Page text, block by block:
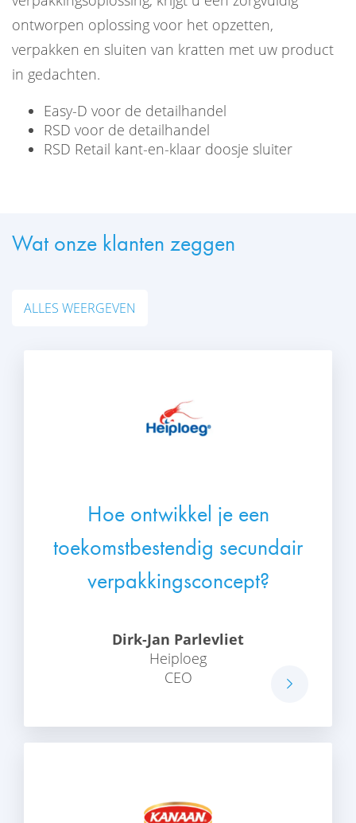
ontworpen oplossing voor het opzetten,
verpakken en sluiten van kratten met uw product
in gedachten.
Easy-D voor de detailhandel
RSD voor de detailhandel
RSD Retail kant-en-klaar doosje sluiter
Wat onze klanten zeggen
ALLES WEERGEVEN
Hoe ontwikkel je een
toekomstbestendig secundair
verpakkingsconcept?
Dirk-Jan Parlevliet
Heiploeg
CEO